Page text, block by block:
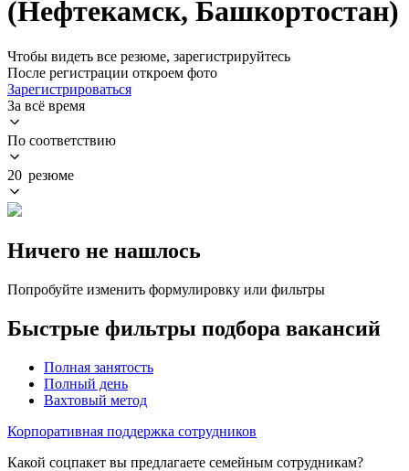
(Нефтекамск, Башкортостан)
Чтобы видеть все резюме, зарегистрируйтесь
После регистрации откроем фото
Зарегистрироваться
За всё время
По соответствию
20 резюме
Ничего не нашлось
Попробуйте изменить формулировку или фильтры
Быстрые фильтры подбора вакансий
Полная занятость
Полный день
Вахтовый метод
Корпоративная поддержка сотрудников
Какой соцпакет вы предлагаете семейным сотрудникам?